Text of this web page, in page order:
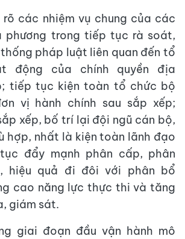
các nhiệm vụ chung của các
phương trong tiếp tục rà soát,
pháp luật liên quan đến tổ
động của chính quyền địa
tiếp tục kiện toàn tổ chức bộ
vị hành chính sau sắp xếp;
xếp, bố trí lại đội ngũ cán bộ,
hợp, nhất là kiện toàn lãnh đạo
đẩy mạnh phân cấp, phân
hiệu quả đi đôi với phân bổ
cao năng lực thực thi và tăng
giám sát.
giai đoạn đầu vận hành mô